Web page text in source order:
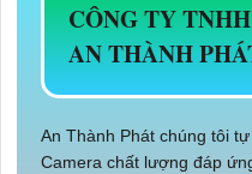
CÔNG TY
AN THÀNH
An Thành Phát chúng tôi
Camera chất lượng đáp